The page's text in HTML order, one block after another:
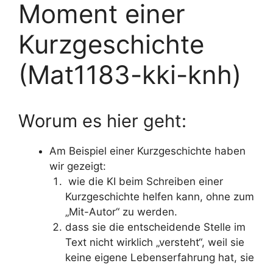
Moment einer
Kurzgeschichte
(Mat1183-kki-knh)
Worum es hier geht:
Am Beispiel einer Kurzgeschichte haben
wir gezeigt:
wie die KI beim Schreiben einer
Kurzgeschichte helfen kann, ohne zum
„Mit-Autor“ zu werden.
dass sie die entscheidende Stelle im
Text nicht wirklich „versteht“, weil sie
keine eigene Lebenserfahrung hat, sie